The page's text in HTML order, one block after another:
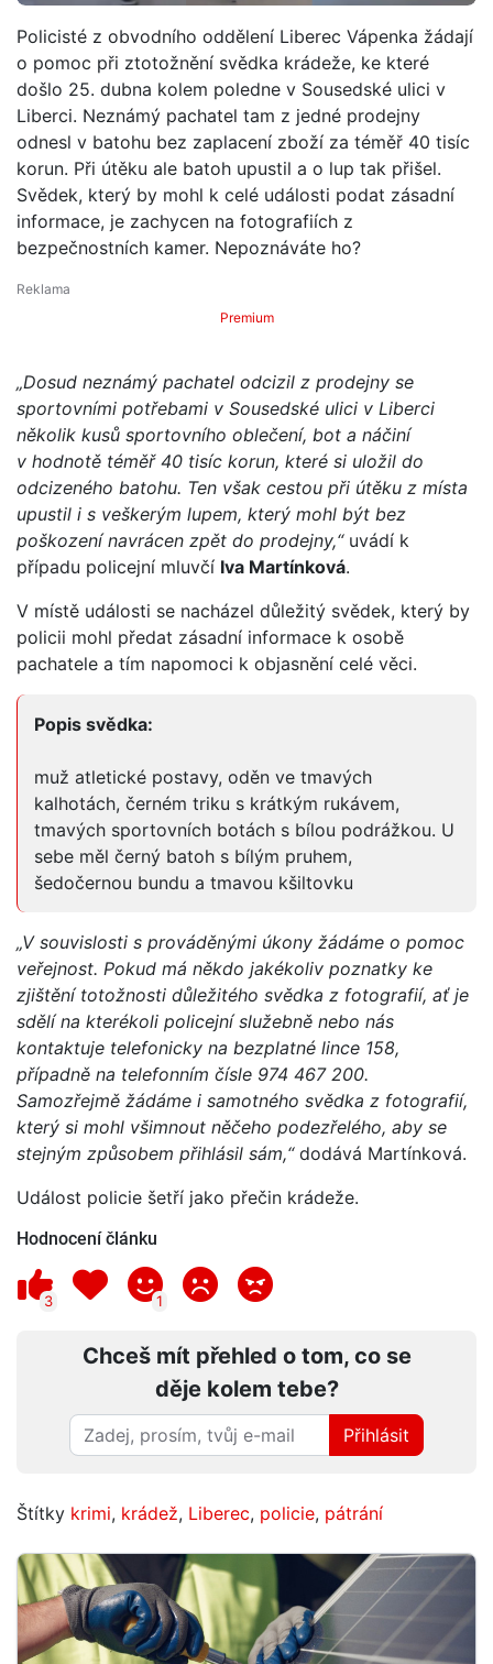
Policisté z obvodního oddělení Liberec Vápenka žádají
o pomoc při ztotožnění svědka krádeže, ke které
došlo 25. dubna kolem poledne v Sousedské ulici v
Liberci. Neznámý pachatel tam z jedné prodejny
odnesl v batohu bez zaplacení zboží za téměř 40 tisíc
korun. Při útěku ale batoh upustil a o lup tak přišel.
Svědek, který by mohl k celé události podat zásadní
informace, je zachycen na fotografiích z
bezpečnostních kamer. Nepoznáváte ho?
Premium
„Dosud neznámý pachatel odcizil z prodejny se
sportovními potřebami v Sousedské ulici v Liberci
několik kusů sportovního oblečení, bot a náčiní
v hodnotě téměř 40 tisíc korun, které si uložil do
odcizeného batohu. Ten však cestou při útěku z místa
upustil i s veškerým lupem, který mohl být bez
poškození navrácen zpět do prodejny,“ uvádí k
případu policejní mluvčí Iva Martínková.
V místě události se nacházel důležitý svědek, který by
policii mohl předat zásadní informace k osobě
pachatele a tím napomoci k objasnění celé věci.
Popis svědka:
muž atletické postavy, oděn ve tmavých
kalhotách, černém triku s krátkým rukávem,
tmavých sportovních botách s bílou podrážkou. U
sebe měl černý batoh s bílým pruhem,
šedočernou bundu a tmavou kšiltovku
„V souvislosti s prováděnými úkony žádáme o pomoc
veřejnost. Pokud má někdo jakékoliv poznatky ke
zjištění totožnosti důležitého svědka z fotografií, ať je
sdělí na kterékoli policejní služebně nebo nás
kontaktuje telefonicky na bezplatné lince 158,
případně na telefonním čísle 974 467 200.
Samozřejmě žádáme i samotného svědka z fotografií,
který si mohl všimnout něčeho podezřelého, aby se
stejným způsobem přihlásil sám,“dodává Martínková.
Událost policie šetří jako přečin krádeže.
Hodnocení článku
3 1
Chceš mít přehled o tom, co se
děje kolem tebe?
Přihlásit
Štítky krimi, krádež, Liberec, policie, pátrání